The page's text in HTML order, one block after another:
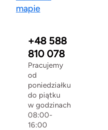
mapie
+48 588
810 078
Pracujemy
od
poniedziałku
do piątku
w godzinach
08:00-
16:00